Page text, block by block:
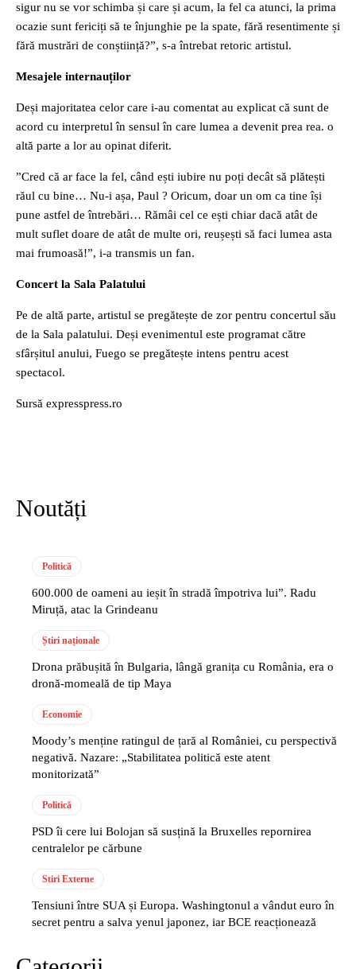
sigur nu se vor schimba și care și acum, la fel ca atunci, la prima
ocazie sunt fericiți să te înjunghie pe la spate, fără resentimente și
fără mustrări de conștiință?”, s-a întrebat retoric artistul.
Mesajele internauților
Deși majoritatea celor care i-au comentat au explicat că sunt de
acord cu interpretul în sensul în care lumea a devenit prea rea. o
altă parte a lor au opinat diferit.
”Cred că ar face la fel, când ești iubire nu poți decât să plătești
răul cu bine… Nu-i așa, Paul ? Oricum, doar un om ca tine își
pune astfel de întrebări… Rămâi cel ce ești chiar dacă atât de
mult suflet doare de atât de multe ori, reușești să faci lumea asta
mai frumoasă!”, i-a transmis un fan.
Concert la Sala Palatului
Pe de altă parte, artistul se pregătește de zor pentru concertul său
de la Sala palatului. Deși evenimentul este programat către
sfârșitul anului, Fuego se pregătește intens pentru acest
spectacol.
Sursă expresspress.ro
Noutăți
Politică
600.000 de oameni au ieșit în stradă împotriva lui”. Radu
Miruță, atac la Grindeanu
Știri naționale
Drona prăbușită în Bulgaria, lângă granița cu România, era o
dronă-momeală de tip Maya
Economie
Moody’s menține ratingul de țară al României, cu perspectivă
negativă. Nazare: „Stabilitatea politică este atent
monitorizată”
Politică
PSD îi cere lui Bolojan să susțină la Bruxelles repornirea
centralelor pe cărbune
Stiri Externe
Tensiuni între SUA și Europa. Washingtonul a vândut euro în
secret pentru a salva yenul japonez, iar BCE reacționează